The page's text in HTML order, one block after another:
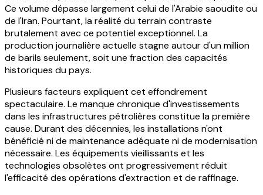
Ce volume dépasse largement celui de l'Arabie saoudite ou
de l'Iran. Pourtant, la réalité du terrain contraste
brutalement avec ce potentiel exceptionnel. La
production journalière actuelle stagne autour d'un million
de barils seulement, soit une fraction des capacités
historiques du pays.
Plusieurs facteurs expliquent cet effondrement
spectaculaire. Le manque chronique d'investissements
dans les infrastructures pétrolières constitue la première
cause. Durant des décennies, les installations n'ont
bénéficié ni de maintenance adéquate ni de modernisation
nécessaire. Les équipements vieillissants et les
technologies obsolètes ont progressivement réduit
l'efficacité des opérations d'extraction et de raffinage.